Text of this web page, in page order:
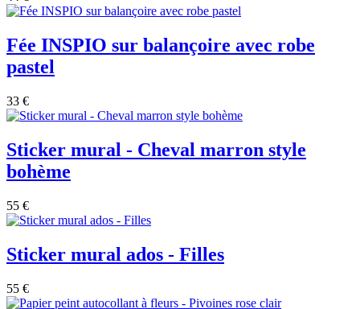
Fée INSPIO sur balançoire avec robe
pastel
33 €
Sticker mural - Cheval marron style
bohème
55 €
Sticker mural ados - Filles
55 €